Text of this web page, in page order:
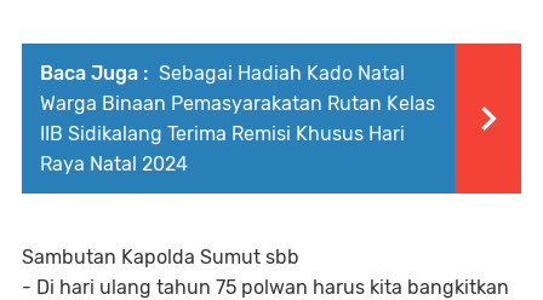
Baca Juga : Sebagai Hadiah Kado Natal
Warga Binaan Pemasyarakatan Rutan Kelas
IIB Sidikalang Terima Remisi Khusus Hari
Raya Natal 2024
Sambutan Kapolda Sumut sbb
- Di hari ulang tahun 75 polwan harus kita bangkitkan